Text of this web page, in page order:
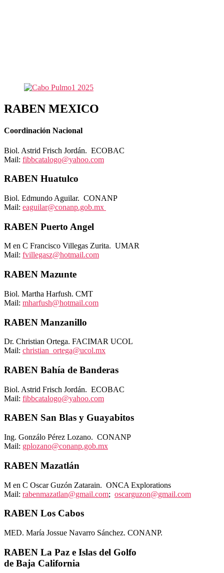
RABEN MEXICO
Coordinación Nacional
Biol. Astrid Frisch Jordán. ECOBAC
Mail: fibbcatalogo@yahoo.com
RABEN Huatulco
Biol. Edmundo Aguilar. CONANP
Mail: eaguilar@conanp.gob.mx
RABEN Puerto Angel
M en C Francisco Villegas Zurita. UMAR
Mail: fvillegasz@hotmail.com
RABEN Mazunte
Biol. Martha Harfush. CMT
Mail: mharfush@hotmail.com
RABEN Manzanillo
Dr. Christian Ortega. FACIMAR UCOL
Mail: christian_ortega@ucol.mx
RABEN Bahía de Banderas
Biol. Astrid Frisch Jordán. ECOBAC
Mail: fibbcatalogo@yahoo.com
RABEN San Blas y Guayabitos
Ing. Gonzálo Pérez Lozano. CONANP
Mail: gplozano@conanp.gob.mx
RABEN Mazatlán
M en C Oscar Guzón Zatarain. ONCA Explorations
Mail: rabenmazatlan@gmail.com; oscarguzon@gmail.com
RABEN Los Cabos
MED. María Jossue Navarro Sánchez. CONANP.
RABEN La Paz e Islas del Golfo
de Baja California